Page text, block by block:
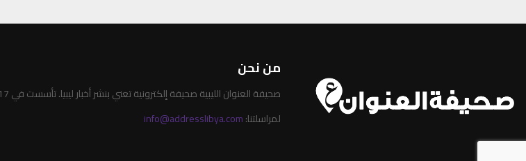
من نحن
صحيفة العنوان الليبية صحيفة إلكترونية تعني بنشر أخبار ليبيا. تأسست في 2017 في مدينة بنغازي.
لمراسلتنا:info@addresslibya.com